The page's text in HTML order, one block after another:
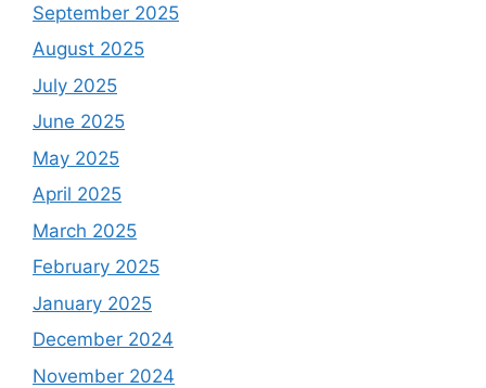
September 2025
August 2025
July 2025
June 2025
May 2025
April 2025
March 2025
February 2025
January 2025
December 2024
November 2024